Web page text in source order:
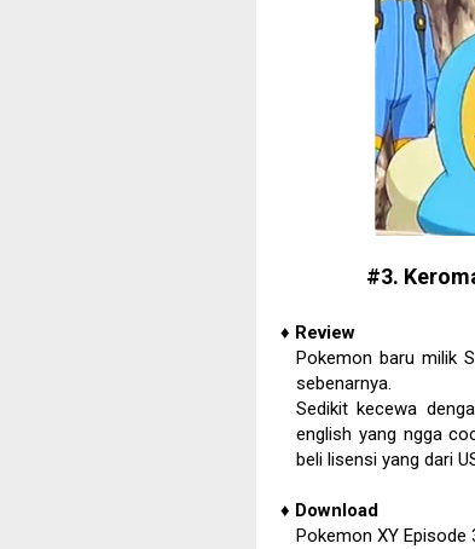
#3.
♦ Review
Pokemon baru milik
sebenarnya.
Sedikit kecewa
english yang ngga
beli lisensi yang dari
♦ Download
Pokemon XY Episode